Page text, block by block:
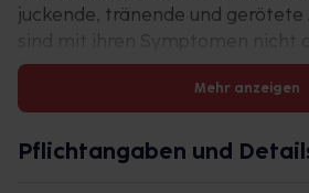
juckende, tränende und gerötete
Deutschland leidet
an Allergien. Die häufigste Form
Hausstaubmilbenallergie kann
Mehr anzeigen
Pflichtangaben und